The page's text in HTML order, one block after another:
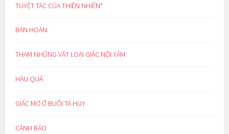
TUYỆT TÁC CỦA THIÊN NHIÊN*
BÀN HOÀN
THAM NHŨNG VẶT LOẠI GIẶC NỘI XÂM
HẬU QUẢ
GIẤC MƠ Ở BUỔI TÀ HUY
CẢNH BÁO